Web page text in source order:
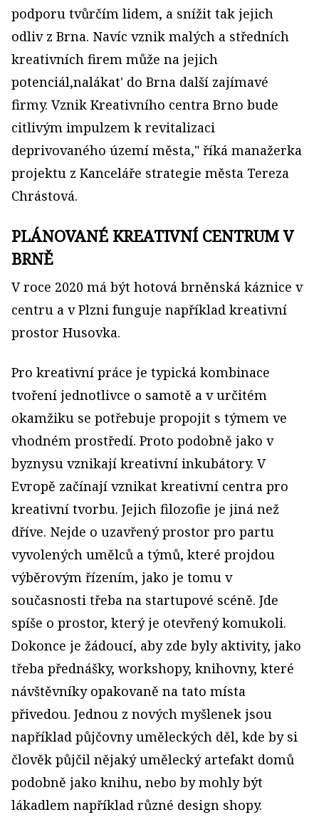
podporu tvůrčím lidem, a snížit tak jejich
odliv z Brna. Navíc vznik malých a středních
kreativních firem může na jejich
potenciál,nalákat' do Brna další zajímavé
firmy. Vznik Kreativního centra Brno bude
citlivým impulzem k revitalizaci
deprivovaného území města," říká manažerka
projektu z Kanceláře strategie města Tereza
Chrástová.
PLÁNOVANÉ KREATIVNÍ CENTRUM V
BRNĚ
V roce 2020 má být hotová brněnská káznice v
centru a v Plzni funguje například kreativní
prostor Husovka.
Pro kreativní práce je typická kombinace
tvoření jednotlivce o samotě a v určitém
okamžiku se potřebuje propojit s týmem ve
vhodném prostředí. Proto podobně jako v
byznysu vznikají kreativní inkubátory. V
Evropě začínají vznikat kreativní centra pro
kreativní tvorbu. Jejich filozofie je jiná než
dříve. Nejde o uzavřený prostor pro partu
vyvolených umělců a týmů, které projdou
výběrovým řízením, jako je tomu v
současnosti třeba na startupové scéně. Jde
spíše o prostor, který je otevřený komukoli.
Dokonce je žádoucí, aby zde byly aktivity, jako
třeba přednášky, workshopy, knihovny, které
návštěvníky opakovaně na tato místa
přivedou. Jednou z nových myšlenek jsou
například půjčovny uměleckých děl, kde by si
člověk půjčil nějaký umělecký artefakt domů
podobně jako knihu, nebo by mohly být
lákadlem například různé design shopy.